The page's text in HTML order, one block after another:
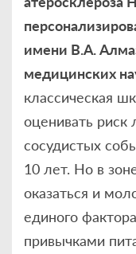
имени В.А.
медицинских
классическая
оценивать
сосудистых
10 лет. Но в
оказаться и
единого
привычками